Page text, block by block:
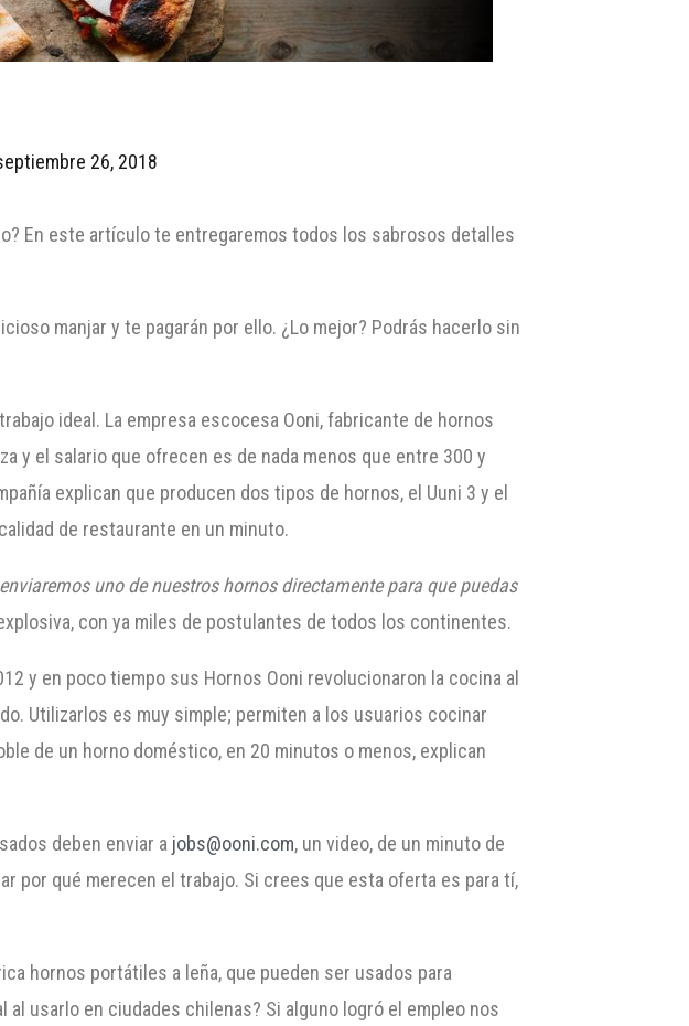
26, 2018
En este artículo te entregaremos todos los sabrosos detalles
manjar y te pagarán por ello. ¿Lo mejor? Podrás hacerlo sin
ideal. La empresa escocesa Ooni, fabricante de hornos
y el salario que ofrecen es de nada menos que entre 300 y
explican que producen dos tipos de hornos, el Uuni 3 y el
de restaurante en un minuto.
uno de nuestros hornos directamente para que puedas
con ya miles de postulantes de todos los continentes.
y en poco tiempo sus Hornos Ooni revolucionaron la cocina al
Utilizarlos es muy simple; permiten a los usuarios cocinar
de un horno doméstico, en 20 minutos o menos, explican
deben enviar a jobs@ooni.com, un video, de un minuto de
por qué merecen el trabajo. Si crees que esta oferta es para tí,
hornos portátiles a leña, que pueden ser usados para
usarlo en ciudades chilenas? Si alguno logró el empleo nos